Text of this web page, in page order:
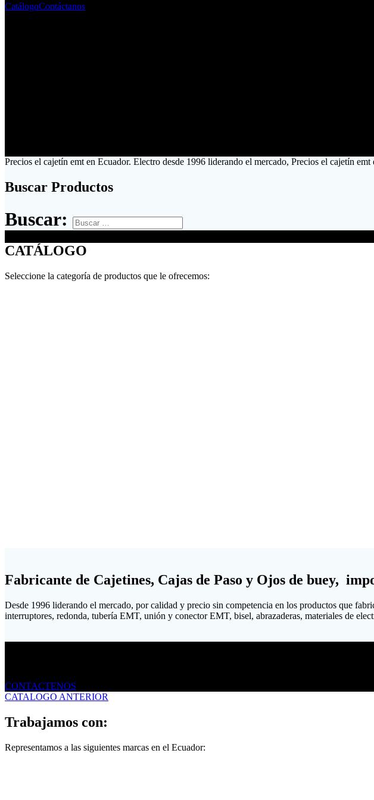
CatálogoContáctanos
Precios el cajetín emt en Ecuador. Electro desde 1996 liderando el mercado, Precios el cajetín emt
Buscar Productos
Buscar:
CATÁLOGO
Seleccione la categoría de productos que le ofrecemos:
Fabricante de Cajetines, Cajas de Paso y Ojos de buey,
Desde 1996 liderando el mercado, por calidad y precio sin competencia en los productos que
interruptores, redonda, tubería EMT, unión y conector EMT, bisel, abrazaderas, materiales de
CONTACTENOS
CATALOGO ANTERIOR
Trabajamos con:
Representamos a las siguientes marcas en el Ecuador: